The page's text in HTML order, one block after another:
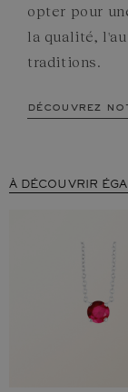
opter pour
la qualité,
traditions.
découvrez
À DÉCOUVRIR